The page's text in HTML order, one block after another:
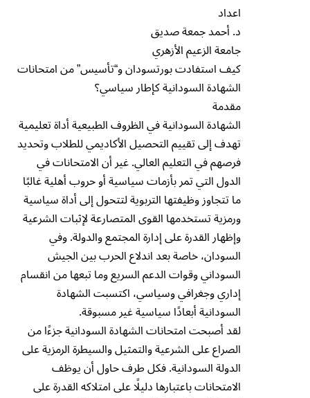
اعداد
د. أحمد جمعة صديق
جامعة الزعيم الأزهري
كيف استفادت بورتسودان و“تأسيس” من امتحانات
الشهادة السودانية كإطار سياسي؟
مقدمة
الشهادة السودانية في الظروف الطبيعية أداة تعليمية
تهدف إلى تقييم التحصيل الأكاديمي للطلاب وتحديد
فرصهم في التعليم العالي. غير أن الامتحانات في
الدول التي تمر بأزمات سياسية أو حروب أهلية غالبًا
ما تتجاوز وظيفتها التربوية لتتحول إلى أداة سياسية
ورمزية تستخدمها القوى المتصارعة لإثبات الشرعية
وإظهار القدرة على إدارة المجتمع والدولة. وفي
السودان، خاصة بعد اندلاع الحرب بين الجيش
السوداني وقوات الدعم السريع وما تبعها من انقسام
إداري وجغرافي وسياسي، اكتسبت الشهادة
السودانية أبعادًا سياسية غير مسبوقة.
لقد أصبحت امتحانات الشهادة السودانية جزءًا من
الصراع على الشرعية والتمثيل والسيطرة الرمزية على
الدولة السودانية. فكل طرف حاول أن يوظف
الامتحانات باعتبارها دليلًا على امتلاكه القدرة على